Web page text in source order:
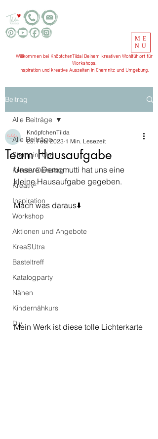
Willkommen bei KnöpfchenTilda! Deinem kreativen Wohlfühlort für
Workshops,
Inspiration und kreative Auszeiten in Chemnitz und Umgebung.
ME
NU
Beitrag
Alle Beiträge
Stampin' Up!
Kreativ Dienstag
Kreativ²
Inspiration
Workshop
Aktionen und Angebote
KreaSUtra
Basteltreff
Katalogparty
Nähen
Kindernähkurs
Diy
Alle Beiträge
Team Hausaufgabe
KnöpfchenTilda
25. Feb. 2023 1 Min. Lesezeit
Unsere Demomutti hat uns eine
kleine Hausaufgabe gegeben.
Mach was daraus⬇️
Mein Werk ist diese tolle Lichterkarte